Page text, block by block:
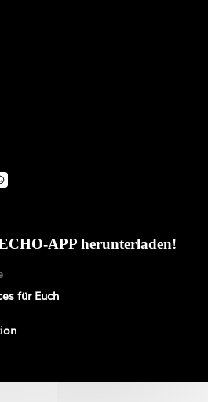
APP herunterladen!
für Euch